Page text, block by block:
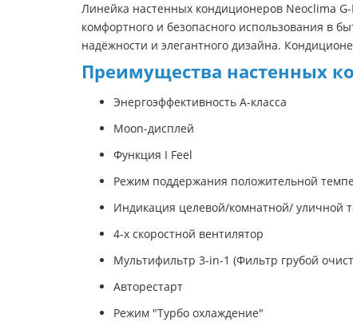
Линейка настенных кондиционеров Neoclima
комфортного и безопасного использования в
надёжности и элегантного дизайна.
Преимущества настенных
Энергоэффективность А-класса
Moon-дисплей
Функция I Feel
Режим поддержания положительной
Индикация целевой/комнатной/ уличной
4-х скоростной вентилятор
Мультифильтр 3-in-1 (Фильтр грубой
Авторестарт
Режим "Турбо охлаждение"